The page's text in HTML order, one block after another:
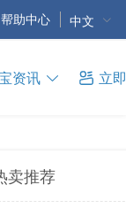
帮助中心 中文
资讯 立
卖推荐